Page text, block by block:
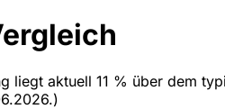
aktuell 11 % über dem